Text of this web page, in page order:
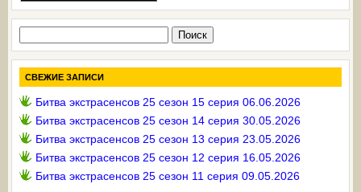
СВЕЖИЕ ЗАПИСИ
Битва экстрасенсов 25 сезон 15 серия 06.06.2026
Битва экстрасенсов 25 сезон 14 серия 30.05.2026
Битва экстрасенсов 25 сезон 13 серия 23.05.2026
Битва экстрасенсов 25 сезон 12 серия 16.05.2026
Битва экстрасенсов 25 сезон 11 серия 09.05.2026